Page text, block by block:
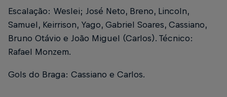
Escalação: Weslei; José Neto, Breno, Lincoln,
Samuel, Keirrison, Yago, Gabriel Soares, Cassiano,
Bruno Otávio e João Miguel (Carlos). Técnico:
Rafael Monzem.
Gols do Braga: Cassiano e Carlos.